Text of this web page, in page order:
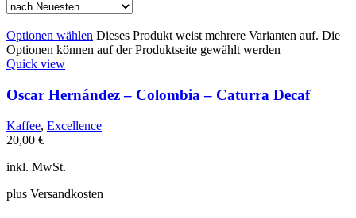
Optionen wählen Dieses Produkt weist mehrere Varianten auf. Die
Optionen können auf der Produktseite gewählt werden
Quick view
Oscar Hernández – Colombia – Caturra Decaf
Kaffee, Excellence
20,00 €
inkl. MwSt.
plus Versandkosten